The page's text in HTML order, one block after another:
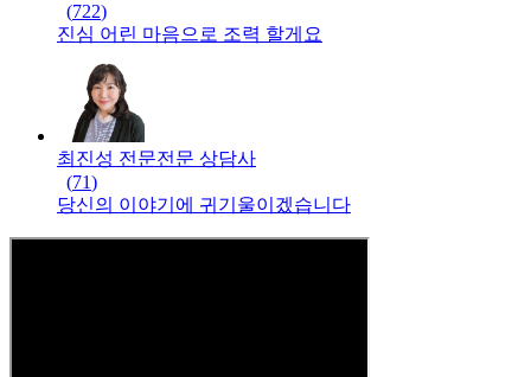
(722)
진심 어린 마음으로 조력 할게요
최진성 전문전문 상담사
(71)
당신의 이야기에 귀기울이겠습니다